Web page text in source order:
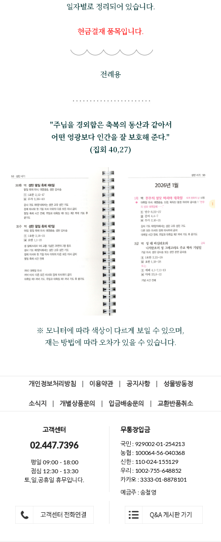
일자별로 정리되어 있습니다.
현금결재 품목입니다.
전례용
"주님을 경외함은 축복의 동산과 같아서
어떤 영광보다 인간을 잘 보호해 준다."
(집회 40,27)
※ 모니터에 따라 색상이 다르게 보일 수 있으며,
재는 방법에 따라 오차가 있을 수 있습니다.
개인정보처리방침 이용약관 공지사항 성물방동정
소식지 개별상품문의 입금배송문의 교환반품취소
고객센터
02.447.7396
평일 09:00 - 18:00
점심 12:30 - 13:30
토,일,공휴일 휴무입니다.
무통장입금
국민 : 929002-01-254213
농협 : 100064-56-040368
신한 : 110-024-155129
우리 : 1002-755-648852
카카오 : 3333-01-8878101
예금주 : 송철영